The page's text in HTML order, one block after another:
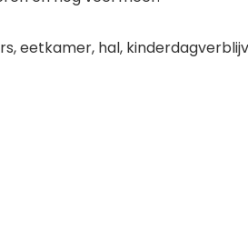
eetkamer, hal,